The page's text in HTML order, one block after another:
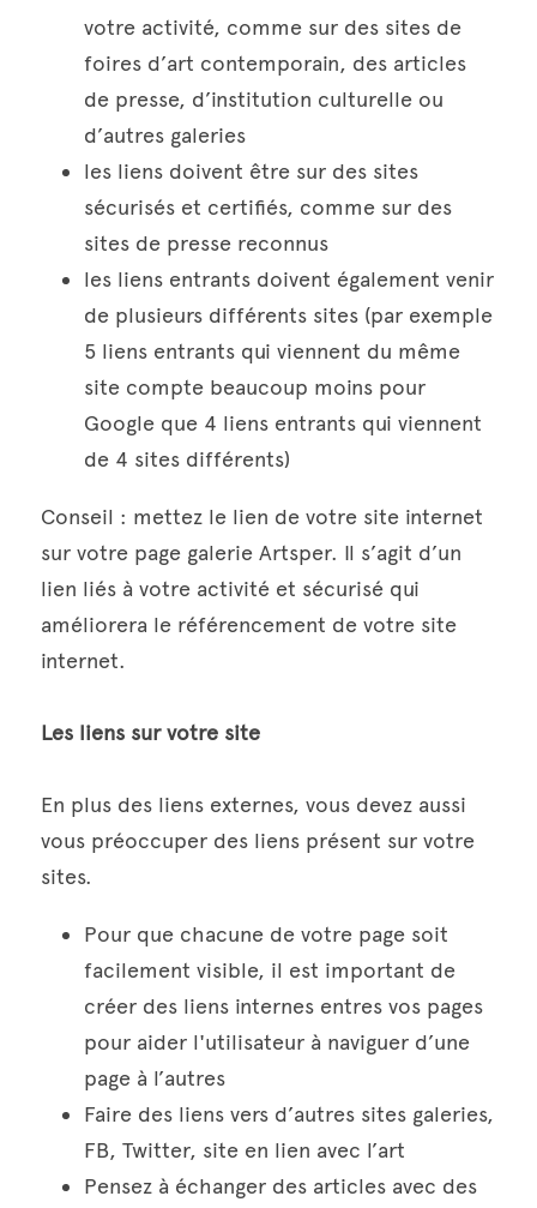
votre activité, comme sur des sites de
foires d’art contemporain, des articles
de presse, d’institution culturelle ou
d’autres galeries
les liens doivent être sur des sites
sécurisés et certifiés, comme sur des
sites de presse reconnus
les liens entrants doivent également venir
de plusieurs différents sites (par exemple
5 liens entrants qui viennent du même
site compte beaucoup moins pour
Google que 4 liens entrants qui viennent
de 4 sites différents)
Conseil : mettez le lien de votre site internet
sur votre page galerie Artsper. Il s’agit d’un
lien liés à votre activité et sécurisé qui
améliorera le référencement de votre site
internet.
Les liens sur votre site
En plus des liens externes, vous devez aussi
vous préoccuper des liens présent sur votre
sites.
Pour que chacune de votre page soit
facilement visible, il est important de
créer des liens internes entres vos pages
pour aider l'utilisateur à naviguer d’une
page à l’autres
Faire des liens vers d’autres sites galeries,
FB, Twitter, site en lien avec l’art
Pensez à échanger des articles avec des